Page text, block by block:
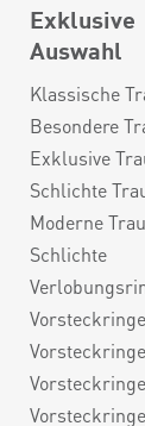
Exklusive
Auswahl
Klassische
Besondere
Exklusive
Schlichte
Moderne
Schlichte
Vorsteckringe